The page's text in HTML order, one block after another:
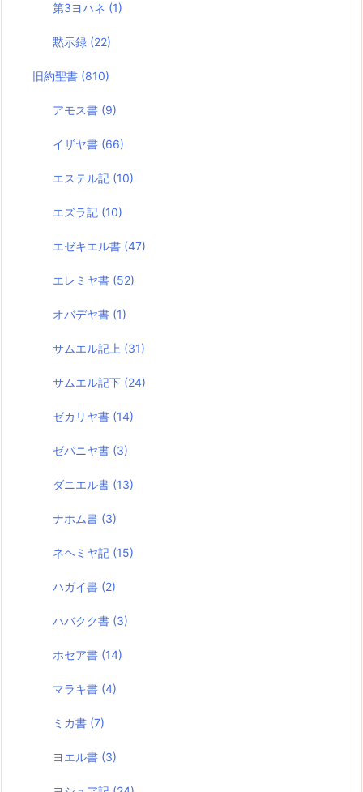
第3ヨハネ (1)
黙示録 (22)
旧約聖書 (810)
アモス書 (9)
イザヤ書 (66)
エステル記 (10)
エズラ記 (10)
エゼキエル書 (47)
エレミヤ書 (52)
オバデヤ書 (1)
サムエル記上 (31)
サムエル記下 (24)
ゼカリヤ書 (14)
ゼパニヤ書 (3)
ダニエル書 (13)
ナホム書 (3)
ネヘミヤ記 (15)
ハガイ書 (2)
ハバクク書 (3)
ホセア書 (14)
マラキ書 (4)
ミカ書 (7)
ヨエル書 (3)